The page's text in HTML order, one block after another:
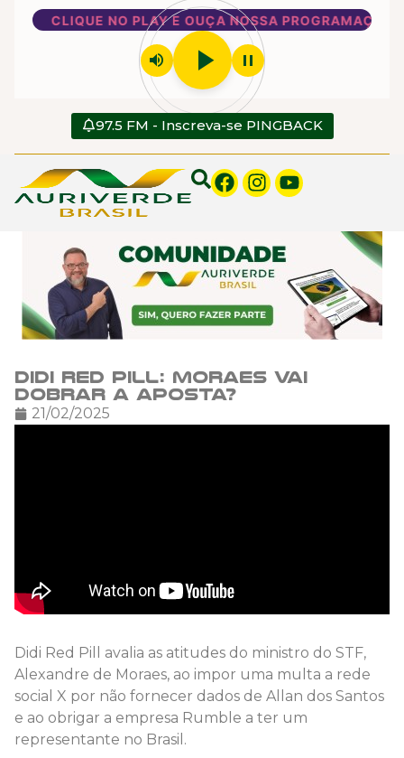
CLIQUE NO PLAY E OUÇA NOSSA PROGRAMAÇÃO
volume_up play_arrow pause
97.5 FM - Inscreva-se PINGBACK
Didi Red Pill: Moraes vai
dobrar a aposta?
21/02/2025
Didi Red Pill avalia as atitudes do ministro do STF,
Alexandre de Moraes, ao impor uma multa a rede
social X por não fornecer dados de Allan dos Santos
e ao obrigar a empresa Rumble a ter um
representante no Brasil.